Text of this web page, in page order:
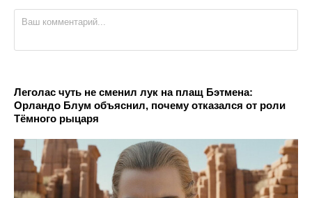
Леголас чуть не сменил лук на плащ Бэтмена:
Орландо Блум объяснил, почему отказался от роли
Тёмного рыцаря